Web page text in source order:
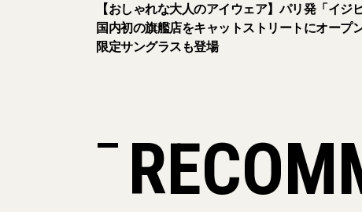
【おしゃれな大人のアイウェア】パリ発「イジ
国内初の旗艦店をキャットストリートにオープ
限定サングラスも登場